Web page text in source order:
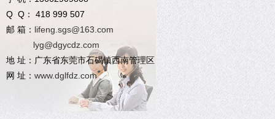
Q Q： 418 999 507
邮 箱： lifeng.sgs@163.com
lyg@dgycdz.com
地 址：广东省东莞市石碣镇西南管理区
网 址： www.dglfdz.com